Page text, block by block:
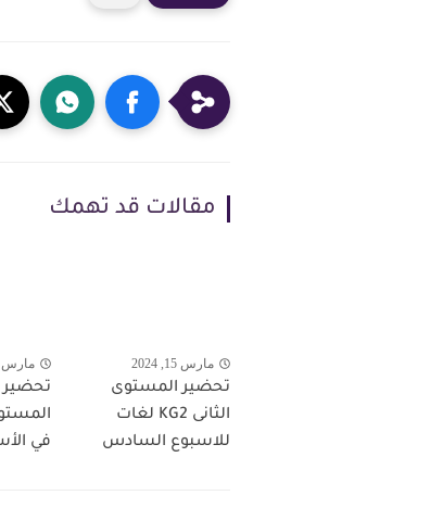
مقالات قد تهمك
مارس 15, 2024
تحضير المستوى
الثانى KG2 لغات
للاسبوع السادس
مارس 14,
في